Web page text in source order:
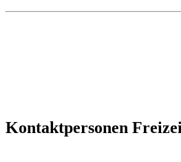
Kontaktpersonen